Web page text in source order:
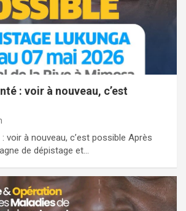
: voir à nouveau, c’est
voir à nouveau, c’est possible Après
de dépistage et…